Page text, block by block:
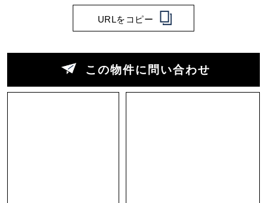
URLをコピー
この物件に問い合わせ